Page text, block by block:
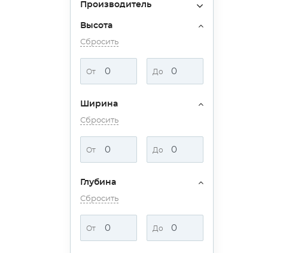
Производитель
Высота
Сбросить
От До
Ширина
Сбросить
От До
Глубина
Сбросить
От До